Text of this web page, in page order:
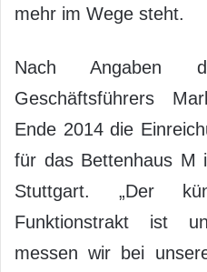
mehr im Wege steht.
Nach Angaben
Geschäftsführers
Ende 2014 die
für das Bettenhaus M
Stuttgart. „Der
Funktionstrakt ist
messen wir bei